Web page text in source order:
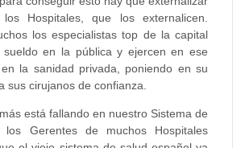
Hospitales, que los externalicen.
los especialistas top de la capital
en la pública y ejercen en ese
la sanidad privada, poniendo en su
cirujanos de confianza.
está fallando en nuestro Sistema de
Gerentes de muchos Hospitales